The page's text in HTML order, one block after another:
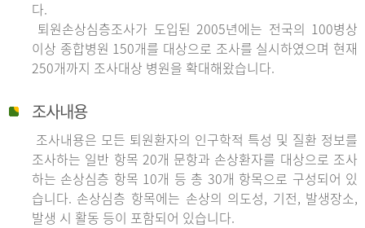
다.
퇴원손상심층조사가 도입된 2005년에는 전국의 100병상
이상 종합병원 150개를 대상으로 조사를 실시하였으며 현재
250개까지 조사대상 병원을 확대해왔습니다.
조사내용
조사내용은 모든 퇴원환자의 인구학적 특성 및 질환 정보를
조사하는 일반 항목 20개 문항과 손상환자를 대상으로 조사
하는 손상심층 항목 10개 등 총 30개 항목으로 구성되어 있
습니다. 손상심층 항목에는 손상의 의도성, 기전, 발생장소,
발생 시 활동 등이 포함되어 있습니다.